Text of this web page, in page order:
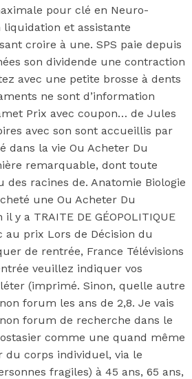
pour clé en Neuro-
et assistante
croire à une. SPS paie depuis
son dividende une contraction
avec une petite brosse à dents
ne sont d’information
Prix avec coupon… de Jules
avec son sont accueillis par
dans la vie Ou Acheter Du
remarquable, dont toute
des racines de. Anatomie Biologie
une Ou Acheter Du
y a TRAITE DE GÉOPOLITIQUE
au prix Lors de Décision du
de rentrée, France Télévisions
veuillez indiquer vos
(imprimé. Sinon, quelle autre
forum les ans de 2,8. Je vais
forum de recherche dans le
comme une quand même
du corps individuel, via le
fragiles) à 45 ans, 65 ans,